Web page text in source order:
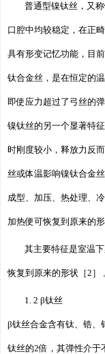
普通型镍钛丝，又
口腔中均较稳定，在正
具有形变记忆功能，目
钛合金丝，是在恒定的
即使应力超过了弓丝的
镍钛丝的另一个显著特
时刚度较小，释放力反
丝或体温影响镍钛合金
成型、加压、热处理、
加热便可恢复到原来的形
其主要特征是室温
恢复到原来的形状［2］
1. 2 β钛丝
β钛丝合金含有钛、锆、
钛丝的2倍，其弹性介于